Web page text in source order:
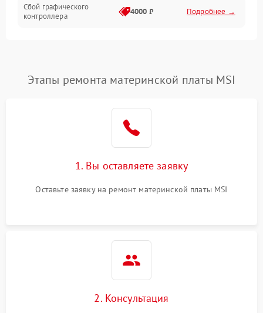
Сбой графического
контроллера
4000 ₽ Подробнее →
Этапы ремонта материнской платы MSI
1. Вы оставляете заявку
Оставьте заявку на ремонт материнской платы MSI
2. Консультация